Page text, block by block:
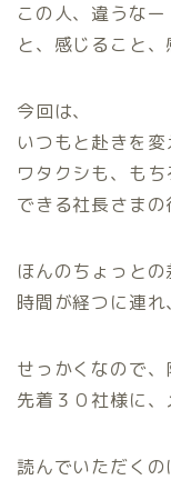
この人、違うなー
と、感じること
今回は、
いつもと赴きを変
ワタクシも、もち
できる社長さまの
ほんのちょっとの
時間が経つに連れ
せっかくなので、
先着３０社様に、
読んでいただくの